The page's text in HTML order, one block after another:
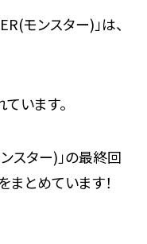
モンスター)」は、
います。
スター)」の最終回
とめています！